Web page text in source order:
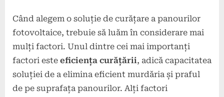
Când alegem o soluție de curățare a panourilor
fotovoltaice, trebuie să luăm în considerare mai
mulți factori. Unul dintre cei mai importanți
factori este eficiența curățării, adică capacitatea
soluției de a elimina eficient murdăria și praful
de pe suprafața panourilor. Alți factori